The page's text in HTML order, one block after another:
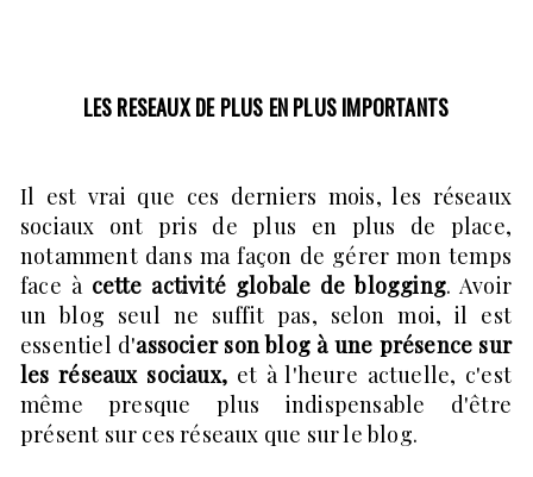
LES RESEAUX DE PLUS EN PLUS IMPORTANTS
Il est vrai que ces derniers mois, les réseaux
sociaux ont pris de plus en plus de place,
notamment dans ma façon de gérer mon temps
face à cette activité globale de blogging. Avoir
un blog seul ne suffit pas, selon moi, il est
essentiel d'associer son blog à une présence sur
les réseaux sociaux,et à l'heure actuelle, c'est
même presque plus indispensable d'être
présent sur ces réseaux que sur le blog.